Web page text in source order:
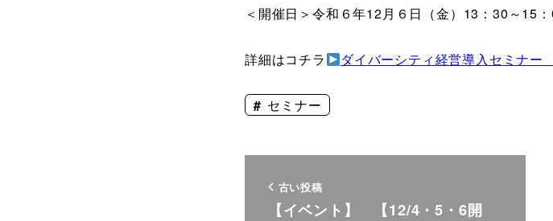
＜開催日＞令和６年12月６日（金）13：30～15：
詳細はコチラ ダイバーシティ経営導入セミナー
セミナー
古い投稿
【イベント】 【12/4・5・6開